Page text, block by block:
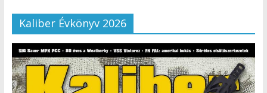
Kaliber Évkönyv 2026